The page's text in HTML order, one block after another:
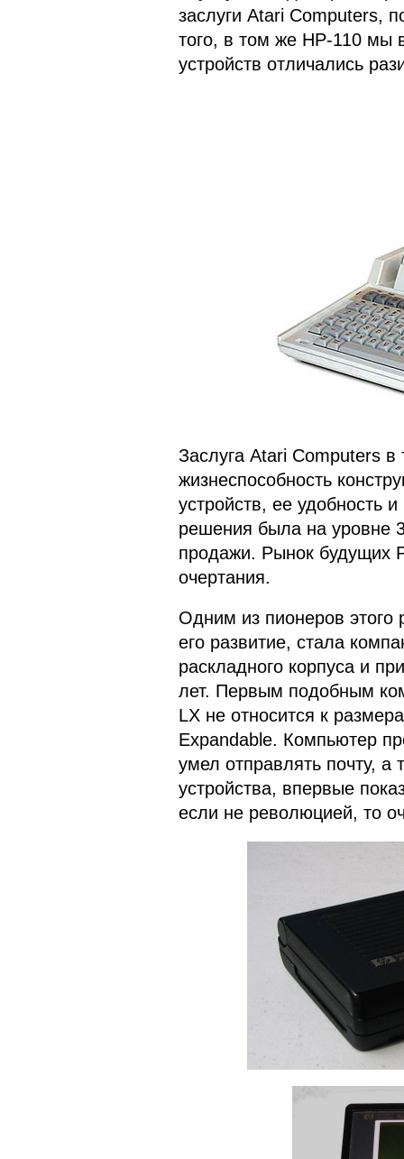
заслуги Atari Computers,
того, в том же HP-110 мы
устройств отличались
Заслуга Atari Computers
жизнеспособность
устройств, ее удобность
решения была на уровне
продажи. Рынок будущих
очертания.
Одним из пионеров этого
его развитие, стала
раскладного корпуса и
лет. Первым подобным
LX не относится к
Expandable. Компьютер
умел отправлять почту,
устройства, впервые
если не революцией, то